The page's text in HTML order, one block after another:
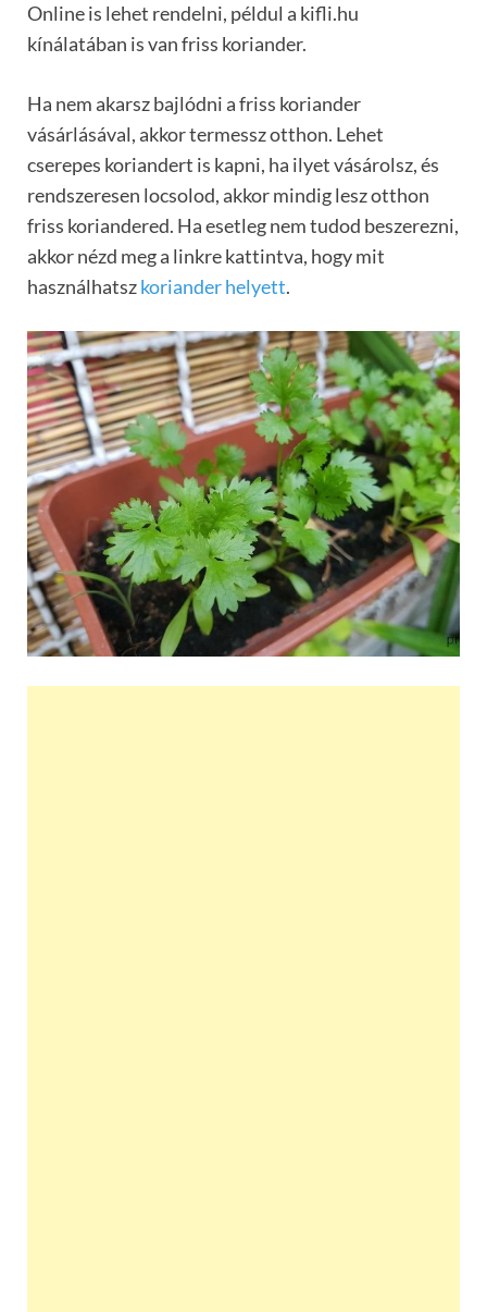
Online is lehet rendelni, példul a kifli.hu
kínálatában is van friss koriander.
Ha nem akarsz bajlódni a friss koriander
vásárlásával, akkor termessz otthon. Lehet
cserepes koriandert is kapni, ha ilyet vásárolsz, és
rendszeresen locsolod, akkor mindig lesz otthon
friss koriandered. Ha esetleg nem tudod beszerezni,
akkor nézd meg a linkre kattintva, hogy mit
használhatszkoriander helyett.